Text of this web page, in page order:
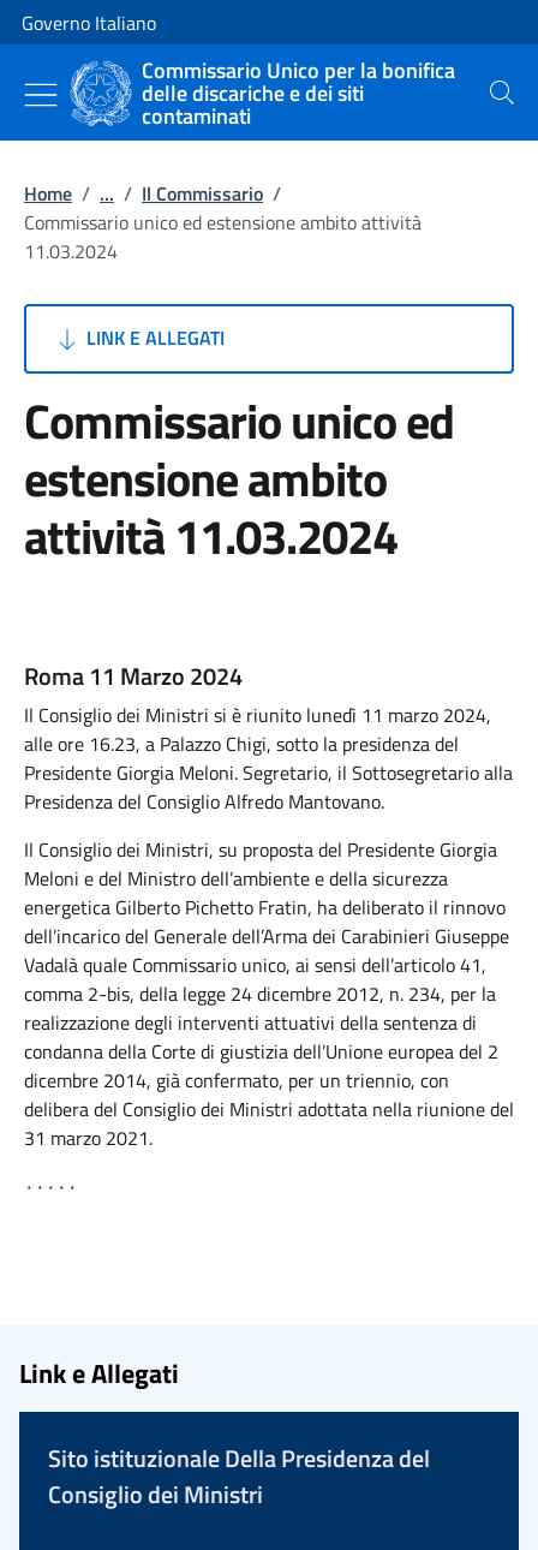
Vai al contenuto
Vai alla navigazione del sito
Governo Italiano
Commissario Unico per la bonifica
delle discariche e dei siti
contaminati Cerca
Home / ... / Il Commissario /
Commissario unico ed estensione ambito attività
11.03.2024
LINK E ALLEGATI
Commissario unico ed
estensione ambito
attività 11.03.2024
Roma 11 Marzo 2024
Il Consiglio dei Ministri si è riunito lunedì 11 marzo 2024,
alle ore 16.23, a Palazzo Chigi, sotto la presidenza del
Presidente Giorgia Meloni. Segretario, il Sottosegretario alla
Presidenza del Consiglio Alfredo Mantovano.
Il Consiglio dei Ministri, su proposta del Presidente Giorgia
Meloni e del Ministro dell’ambiente e della sicurezza
energetica Gilberto Pichetto Fratin, ha deliberato il rinnovo
dell’incarico del Generale dell’Arma dei Carabinieri Giuseppe
Vadalà quale Commissario unico, ai sensi dell’articolo 41,
comma 2-bis, della legge 24 dicembre 2012, n. 234, per la
realizzazione degli interventi attuativi della sentenza di
condanna della Corte di giustizia dell’Unione europea del 2
dicembre 2014, già confermato, per un triennio, con
delibera del Consiglio dei Ministri adottata nella riunione del
31 marzo 2021.
٠٠٠٠٠
Link e Allegati
Sito istituzionale Della Presidenza del
Consiglio dei Ministri